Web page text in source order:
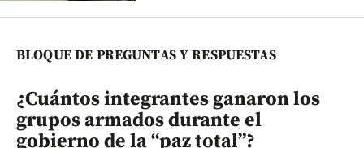
BLOQUE DE PREGUNTAS Y RESPUESTAS
¿Cuántos integrantes ganaron los
grupos armados durante el
gobierno de la “paz total”?